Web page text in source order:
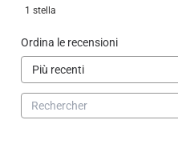
1 stella
Ordina le recensioni